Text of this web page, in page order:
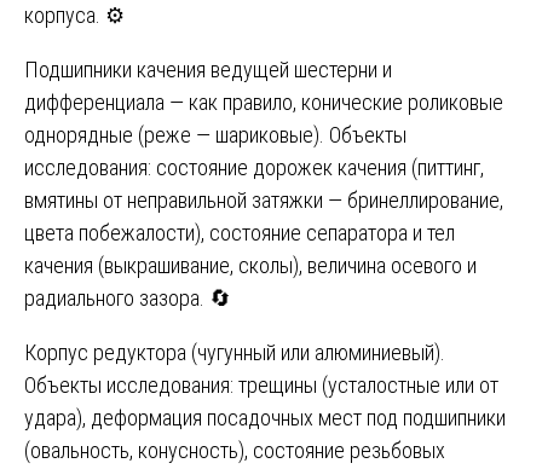
корпуса. ⚙️
Подшипники качения ведущей шестерни и
дифференциала — как правило, конические роликовые
однорядные (реже — шариковые). Объекты
исследования: состояние дорожек качения (питтинг,
вмятины от неправильной затяжки — бринеллирование,
цвета побежалости), состояние сепаратора и тел
качения (выкрашивание, сколы), величина осевого и
радиального зазора. 🔄
Корпус редуктора (чугунный или алюминиевый).
Объекты исследования: трещины (усталостные или от
удара), деформация посадочных мест под подшипники
(овальность, конусность), состояние резьбовых